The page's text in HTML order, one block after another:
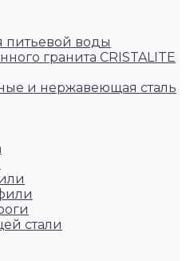
питьевой воды
гранита CRISTALITE
и нержавеющая сталь
стали